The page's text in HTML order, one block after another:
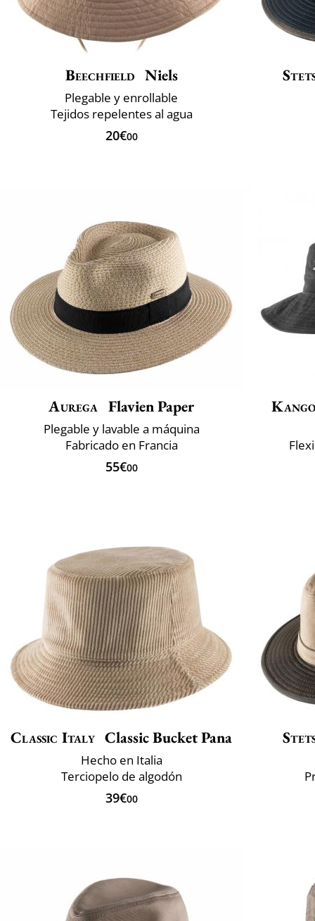
Beechfield Niels
Plegable y enrollable
Tejidos repelentes al agua
20€00
Aurega Flavien Paper
Plegable y lavable a máquina
Fabricado en Francia
55€00
Classic Italy Classic Bucket Pana
Hecho en Italia
Terciopelo de algodón
39€00